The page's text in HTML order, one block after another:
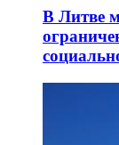
В Литве